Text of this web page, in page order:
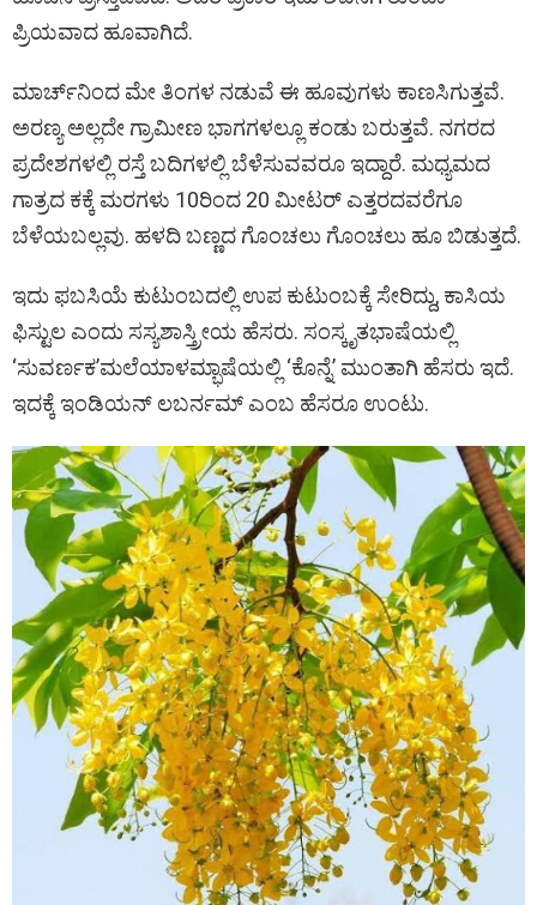
ಪ್ರಿಯವಾದ ಹೂವಾಗಿದೆ.
ಮಾರ್ಚ್‌ನಿಂದ ಮೇ ತಿಂಗಳ ನಡುವೆ ಈ ಹೂವುಗಳು ಕಾಣಸಿಗುತ್ತವೆ.
ಅರಣ್ಯ ಅಲ್ಲದೇ ಗ್ರಾಮೀಣ ಭಾಗಗಳಲ್ಲೂ ಕಂಡು ಬರುತ್ತವೆ. ನಗರದ
ಪ್ರದೇಶಗಳಲ್ಲಿ ರಸ್ತೆ ಬದಿಗಳಲ್ಲಿ ಬೆಳೆಸುವವರೂ ಇದ್ದಾರೆ. ಮಧ್ಯಮದ
ಗಾತ್ರದ ಕಕ್ಕೆ ಮರಗಳು 10ರಿಂದ 20 ಮೀಟರ್‌ ಎತ್ತರದವರೆಗೂ
ಬೆಳೆಯಬಲ್ಲವು. ಹಳದಿ ಬಣ್ಣದ ಗೊಂಚಲು ಗೊಂಚಲು ಹೂ ಬಿಡುತ್ತದೆ.
ಇದು ಫಬಸಿಯೆ ಕುಟುಂಬದಲ್ಲಿ ಉಪ ಕುಟುಂಬಕ್ಕೆ ಸೇರಿದ್ದು, ಕಾಸಿಯ
ಫಿಸ್ಟುಲ ಎಂದು ಸಸ್ಯಶಾಸ್ತ್ರೀಯ ಹೆಸರು. ಸಂಸ್ಕೃತಭಾಷೆಯಲ್ಲಿ
‘ಸುವರ್ಣಕ’ಮಲೆಯಾಳಮ್ಭಾಷೆಯಲ್ಲಿ ‘ಕೊನ್ನೆ’ ಮುಂತಾಗಿ ಹೆಸರು ಇದೆ.
ಇದಕ್ಕೆ ಇಂಡಿಯನ್ ಲಬರ್ನಮ್ ಎಂಬ ಹೆಸರೂ ಉಂಟು.